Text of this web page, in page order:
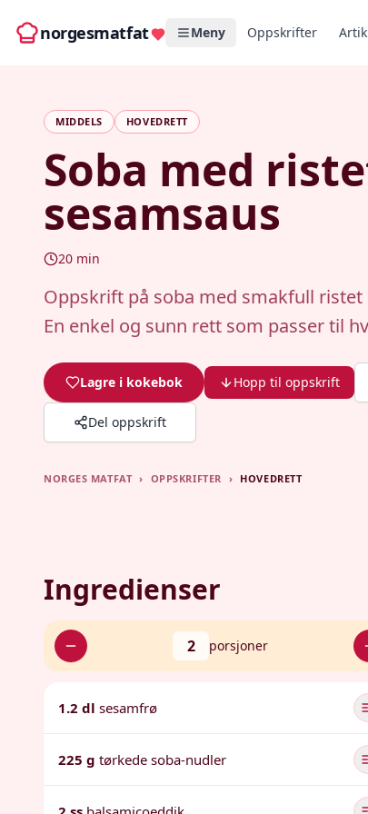
norgesmatfat Meny Oppskrifter
MIDDELS HOVEDRETT
Soba med
sesamsaus
20 min
Oppskrift på soba med smakfull ristet
En enkel og sunn rett som passer til
Lagre i kokebok Hopp til oppskrift
Del oppskrift
NORGES MATFAT › OPPSKRIFTER › HOVEDRETT
Ingredienser
2 porsjoner
1.2 dl sesamfrø
225 g tørkede soba-nudler